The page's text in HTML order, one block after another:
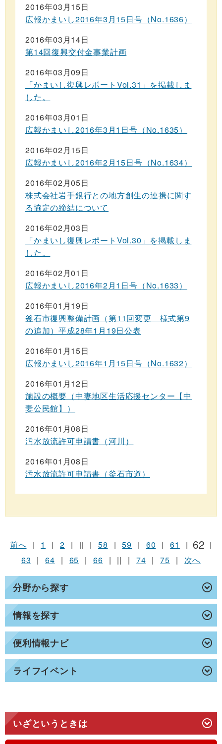
分野から探す
情報を探す
便利情報ナビ
ライフイベント
2016年03月15日
広報かまいし2016年3月15日号（No.1636）
2016年03月14日
第14回復興交付金事業計画
2016年03月09日
「かまいし復興レポートVol.31」を掲載しま
した。
2016年03月01日
広報かまいし2016年3月1日号（No.1635）
2016年02月15日
広報かまいし2016年2月15日号（No.1634）
2016年02月05日
株式会社岩手銀行との地方創生の連携に関す
る協定の締結について
2016年02月03日
「かまいし復興レポートVol.30」を掲載しま
した。
2016年02月01日
広報かまいし2016年2月1日号（No.1633）
2016年01月19日
釜石市復興整備計画（第11回変更 様式第9
の追加）平成28年1月19日公表
2016年01月15日
広報かまいし2016年1月15日号（No.1632）
2016年01月12日
施設の概要（中妻地区生活応援センター【中
妻公民館】）
2016年01月08日
汚水放流許可申請書（河川）
2016年01月08日
汚水放流許可申請書（釜石市道）
前へ | 1 | 2 | || | 58 | 59 | 60 | 61 | 62 |
63
| 64 | 65 | 66 | || | 74 | 75 | 次へ
いざというときは